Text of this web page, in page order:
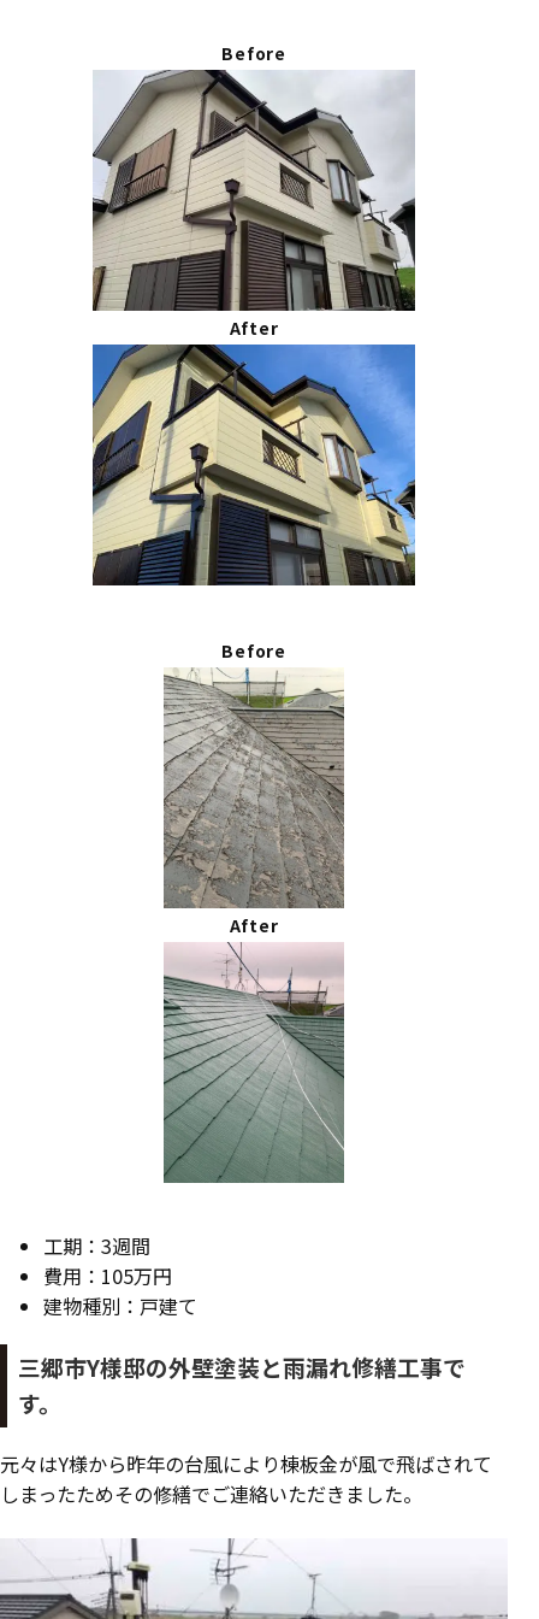
Before
After
Before
After
工期：3週間
費用：105万円
建物種別：戸建て
三郷市Y様邸の外壁塗装と雨漏れ修繕工事で
す。
元々はY様から昨年の台風により棟板金が風で飛ばされて
しまったためその修繕でご連絡いただきました。